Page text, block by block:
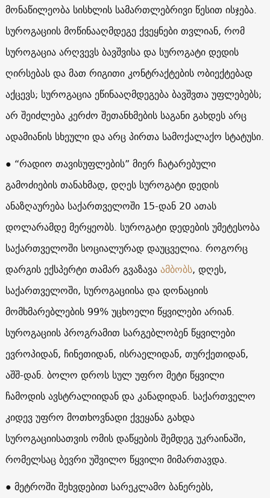
მონაწილეობა სისხლის სამართლებრივი წესით ისჯება.
სუროგაციის მოწინააღმდეგე ქვეყნები თვლიან, რომ
სუროგაცია არღვევს ბავშვისა და სუროგატი დედის
ღირსებას და მათ რიგითი კონტრაქტების ობიექტებად
აქცევს; სუროგაცია ეწინააღმდეგება ბავშვთა უფლებებს;
არ შეიძლება კერძო შეთანხმების საგანი გახდეს არც
ადამიანის სხეული და არც პირთა სამოქალაქო სტატუსი.
● “რადიო თავისუფლების” მიერ ჩატარებული
გამოძიების თანახმად, დღეს სუროგატი დედის
ანაზღაურება საქართველოში 15-დან 20 ათას
დოლარამდე მერყეობს. სუროგატი დედების უმეტესობა
საქართველოში სოციალურად დაუცველია. როგორც
დარგის ექსპერტი თამარ გვაზავაამბობს, დღეს,
საქართველოში, სუროგაციისა და დონაციის
მომხმარებლების 99% უცხოელი წყვილები არიან.
სუროგაციის პროგრამით სარგებლობენ წყვილები
ევროპიდან, ჩინეთიდან, ისრაელიდან, თურქეთიდან,
აშშ-დან. ბოლო დროს სულ უფრო მეტი წყვილი
ჩამოდის ავსტრალიიდან და კანადიდან. საქართველო
კიდევ უფრო მოთხოვნადი ქვეყანა გახდა
სუროგაციისათვის ომის დაწყების შემდეგ უკრაინაში,
რომელსაც ბევრი უშვილო წყვილი მიმართავდა.
● მეტროში შეხვდებით სარეკლამო ბანერებს,